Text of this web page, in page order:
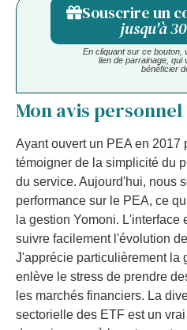
Souscrire un
jusqu'à
En cliquant sur ce bouton,
lien de parrainage, qui
bénéficier
Mon avis
Ayant ouvert un PEA en 2017
témoigner de la simplicité du
du service. Aujourd'hui, nous
performance sur le PEA, ce
la gestion Yomoni. L'interface
suivre facilement l'évolution
J'apprécie particulièrement la
enlève le stress de prendre
les marchés financiers. La
sectorielle des ETF est un